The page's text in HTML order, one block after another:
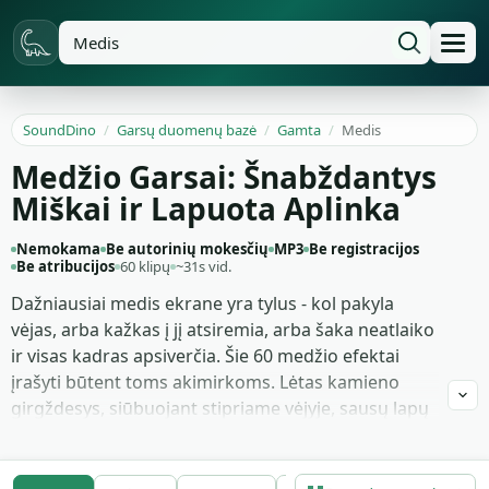
SoundDino / Garsų duomenų bazė / Gamta / Medis
Medžio Garsai: Šnabždantys
Miškai ir Lapuota Aplinka
Nemokama Be autorinių mokesčių MP3 Be registracijos
Be atribucijos 60 klipų ~31s vid.
Dažniausiai medis ekrane yra tylus - kol pakyla
vėjas, arba kažkas į jį atsiremia, arba šaka neatlaiko
ir visas kadras apsiverčia. Šie 60 medžio efektai
įrašyti būtent toms akimirkoms. Lėtas kamieno
girgždesys, siūbuojant stipriame vėjyje, sausų lapų
griūtis su kamieno traškesiu ir sunkaus smūgio